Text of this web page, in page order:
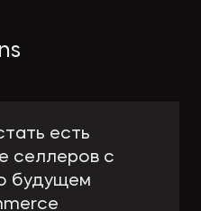
есть
селлеров с
будущем